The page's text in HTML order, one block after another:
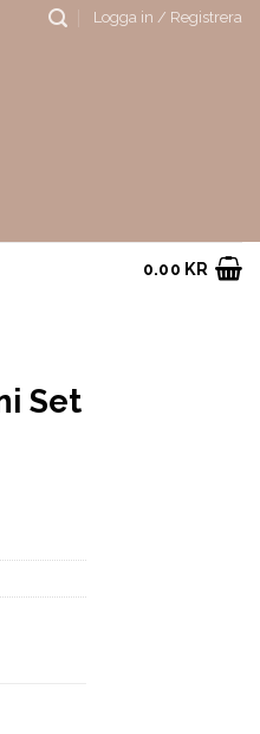
Logga in / Registrera
0.00 KR
Set